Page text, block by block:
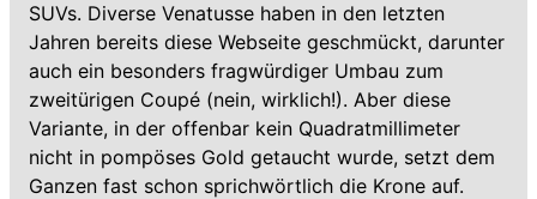
SUVs. Diverse Venatusse haben in den letzten
Jahren bereits diese Webseite geschmückt, darunter
auch ein besonders fragwürdiger Umbau zum
zweitürigen Coupé (nein, wirklich!). Aber diese
Variante, in der offenbar kein Quadratmillimeter
nicht in pompöses Gold getaucht wurde, setzt dem
Ganzen fast schon sprichwörtlich die Krone auf.